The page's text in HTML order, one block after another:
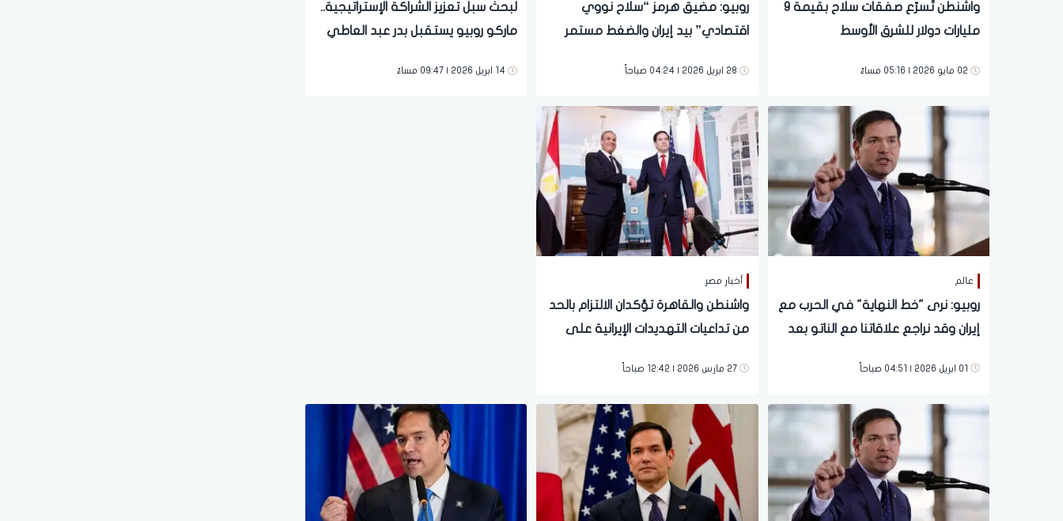
واشنطن تُسرّع صفقات سلاح بقيمة 9
مليارات دولار للشرق الأوسط
02 مايو 2026 | 05:16 مساءً
روبيو: مضيق هرمز “سلاح نووي
اقتصادي” بيد إيران والضغط مستمر
28 ابريل 2026 | 04:24 صباحاً
لبحث سبل تعزيز الشراكة الإستراتيجية..
ماركو روبيو يستقبل بدر عبد العاطي
14 ابريل 2026 | 09:47 مساءً
عالم
روبيو: نرى "خط النهاية" في الحرب مع
إيران وقد نراجع علاقاتنا مع الناتو بعد
01 ابريل 2026 | 04:51 صباحاً
أخبار مصر
واشنطن والقاهرة تؤكدان الالتزام بالحد
من تداعيات التهديدات الإيرانية على
27 مارس 2026 | 12:42 صباحاً